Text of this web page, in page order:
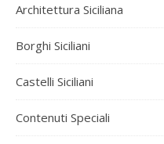
Architettura Siciliana
Borghi Siciliani
Castelli Siciliani
Contenuti Speciali